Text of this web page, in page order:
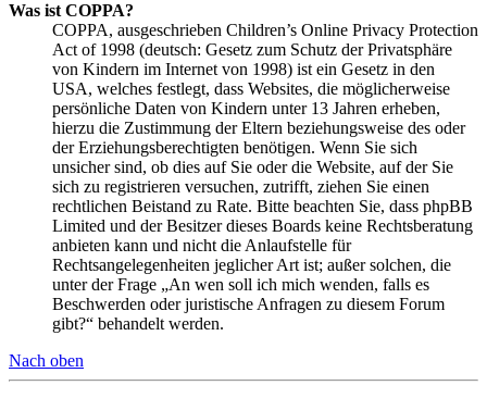
Was ist COPPA?
COPPA, ausgeschrieben Children’s Online Privacy Protection
Act of 1998 (deutsch: Gesetz zum Schutz der Privatsphäre
von Kindern im Internet von 1998) ist ein Gesetz in den
USA, welches festlegt, dass Websites, die möglicherweise
persönliche Daten von Kindern unter 13 Jahren erheben,
hierzu die Zustimmung der Eltern beziehungsweise des oder
der Erziehungsberechtigten benötigen. Wenn Sie sich
unsicher sind, ob dies auf Sie oder die Website, auf der Sie
sich zu registrieren versuchen, zutrifft, ziehen Sie einen
rechtlichen Beistand zu Rate. Bitte beachten Sie, dass phpBB
Limited und der Besitzer dieses Boards keine Rechtsberatung
anbieten kann und nicht die Anlaufstelle für
Rechtsangelegenheiten jeglicher Art ist; außer solchen, die
unter der Frage „An wen soll ich mich wenden, falls es
Beschwerden oder juristische Anfragen zu diesem Forum
gibt?“ behandelt werden.
Nach oben